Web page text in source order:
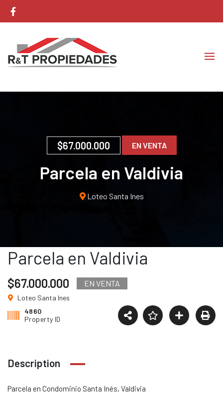
$67.000.000 EN VENTA
Parcela en Valdivia
Loteo Santa Ines
Parcela en Valdivia
$67.000.000 EN VENTA
Loteo Santa Ines
4860
Property ID
Description
Parcela en Condominio Santa Inés, Valdivia